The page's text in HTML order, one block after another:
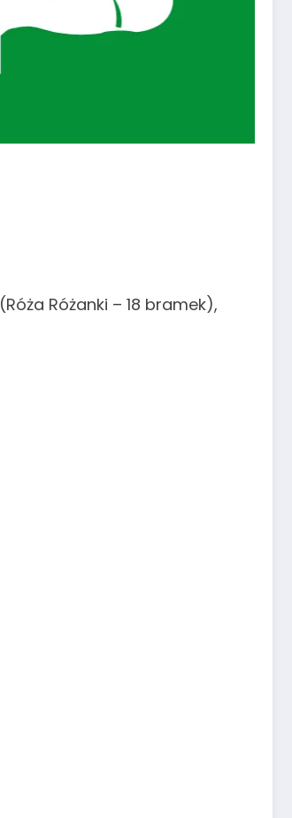
(Róża Różanki – 18 bramek),